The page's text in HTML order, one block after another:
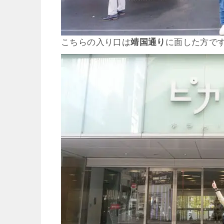
こちらの入り口は靖国通り に面した方で